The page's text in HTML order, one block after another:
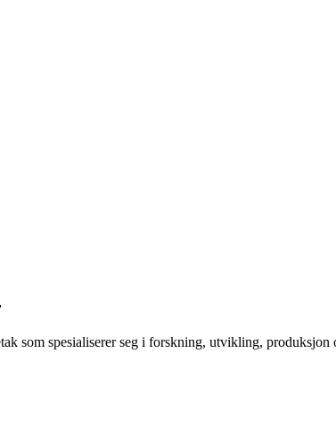
som spesialiserer seg i forskning, utvikling, produksjon